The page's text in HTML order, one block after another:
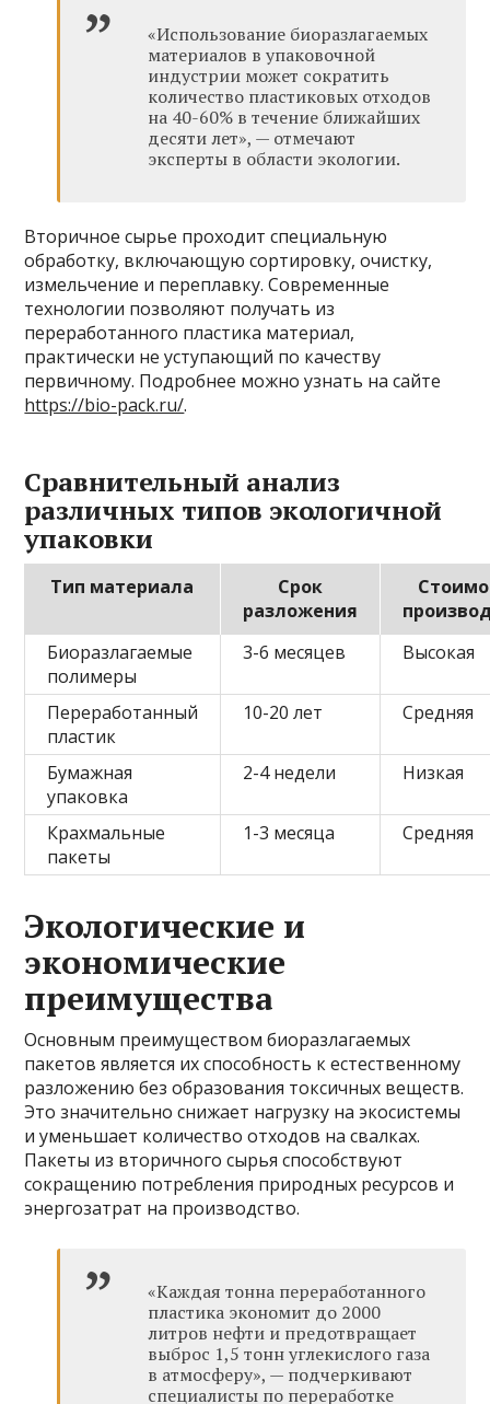
«Использование биоразлагаемых
материалов в упаковочной
индустрии может сократить
количество пластиковых отходов
на 40-60% в течение ближайших
десяти лет», — отмечают
эксперты в области экологии.
Вторичное сырье проходит специальную
обработку, включающую сортировку, очистку,
измельчение и переплавку. Современные
технологии позволяют получать из
переработанного пластика материал,
практически не уступающий по качеству
первичному. Подробнее можно узнать на сайте
https://bio-pack.ru/.
Сравнительный анализ
различных типов экологичной
упаковки
Тип материала
Срок
разложения
Биоразлагаемые
полимеры
3-6 месяцев Высокая
Переработанный
пластик
10-20 лет Средняя
Бумажная
упаковка
2-4 недели Низкая
Крахмальные
пакеты
1-3 месяца Средняя
Экологические и
экономические
преимущества
Основным преимуществом биоразлагаемых
пакетов является их способность к естественному
разложению без образования токсичных веществ.
Это значительно снижает нагрузку на экосистемы
и уменьшает количество отходов на свалках.
Пакеты из вторичного сырья способствуют
сокращению потребления природных ресурсов и
энергозатрат на производство.
«Каждая тонна переработанного
пластика экономит до 2000
литров нефти и предотвращает
выброс 1,5 тонн углекислого газа
в атмосферу», — подчеркивают
специалисты по переработке